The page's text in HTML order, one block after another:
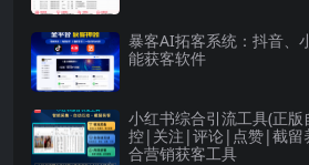
暴客AI拓客系统：抖音、
能获客软件
小红书综合引流工具(正
控|关注|评论|点赞|截留
合营销获客工具